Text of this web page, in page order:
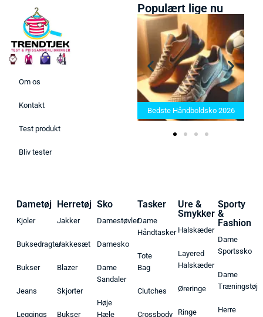
Om os
Kontakt
Test produkt
Bliv tester
Populært lige nu
Bedste Saunatæppe 2025 –
Find de bedste produkter her!
Bedste Håndboldsko 2026
Dametøj
Kjoler
Buksedragter
Bukser
Jeans
Leggings
Herretøj
Jakker
Jakkesæt
Blazer
Skjorter
Bukser
Sko
Damestøvler
Damesko
Dame
Sandaler
Høje
Hæle
Tasker
Dame
Håndtasker
Tote
Bag
Clutches
Crossbody
Ure &
Smykker
Halskæder
Layered
Halskæder
Øreringe
Ringe
Sporty
&
Fashion
Dame
Sportssko
Dame
Træningstøj
Herre